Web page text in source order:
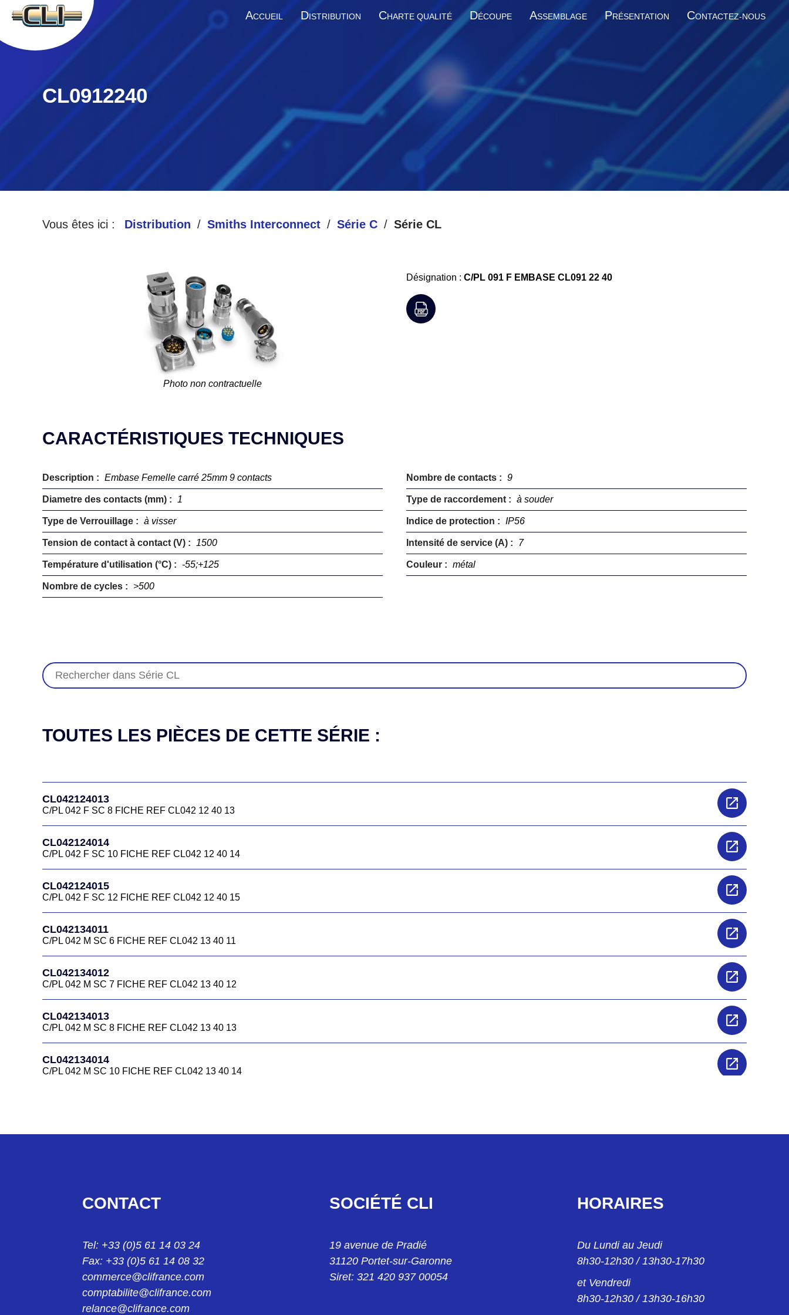
ACCUEIL DISTRIBUTION CHARTE QUALITÉ DÉCOUPE ASSEMBLAGE PRÉSENTATION CONTACTEZ-NOUS
CL0912240
Vous êtes ici : Distribution Smiths Interconnect Série C Série CL
Photo non contractuelle
Désignation : C/PL 091 F EMBASE CL091 22 40
CARACTÉRISTIQUES TECHNIQUES
Description : Embase Femelle carré 25mm 9 contacts Nombre de contacts : 9
Diametre des contacts (mm) : 1 Type de raccordement : à souder
Type de Verrouillage : à visser Indice de protection : IP56
Tension de contact à contact (V) : 1500 Intensité de service (A) : 7
Température d'utilisation (°C) : -55;+125 Couleur : métal
Nombre de cycles : >500
TOUTES LES PIÈCES DE CETTE SÉRIE :
CL042124013
C/PL 042 F SC 8 FICHE REF CL042 12 40 13
CL042124014
C/PL 042 F SC 10 FICHE REF CL042 12 40 14
CL042124015
C/PL 042 F SC 12 FICHE REF CL042 12 40 15
CL042134011
C/PL 042 M SC 6 FICHE REF CL042 13 40 11
CL042134012
C/PL 042 M SC 7 FICHE REF CL042 13 40 12
CL042134013
C/PL 042 M SC 8 FICHE REF CL042 13 40 13
CL042134014
C/PL 042 M SC 10 FICHE REF CL042 13 40 14
C/RL 042 F SC 8 PROLONGATEUR REF CL042 32 40 13
C/PL 062 F SC 6 FICHE CL062 12 40 11
CL062124012
C/PL 062 F SC 7 FICHE CL062 12 40 12
CONTACT
Tel: +33 (0)5 61 14 03 24
Fax: +33 (0)5 61 14 08 32
commerce@clifrance.com
comptabilite@clifrance.com
relance@clifrance.com
SOCIÉTÉ CLI
19 avenue de Pradié
31120 Portet-sur-Garonne
Siret: 321 420 937 00054
HORAIRES
Du Lundi au Jeudi
8h30-12h30 / 13h30-17h30
et Vendredi
8h30-12h30 / 13h30-16h30